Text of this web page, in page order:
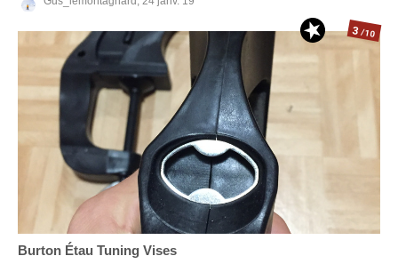
Burton Étau Tuning Vises
3/10